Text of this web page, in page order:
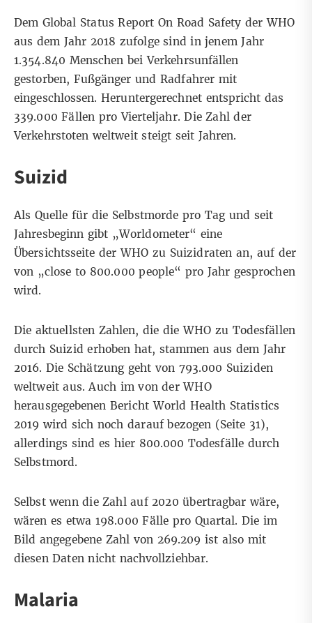
Dem Global Status Report On Road Safety der WHO
aus dem Jahr 2018 zufolge sind in jenem Jahr
1.354.840 Menschen bei Verkehrsunfällen
gestorben, Fußgänger und Radfahrer mit
eingeschlossen. Heruntergerechnet entspricht das
339.000 Fällen pro Vierteljahr. Die Zahl der
Verkehrstoten weltweitsteigt seit Jahren.
Suizid
Als Quelle für die Selbstmorde pro Tag und seit
Jahresbeginn gibt „Worldometer“ eine
Übersichtsseite der WHO zu Suizidraten an, auf der
von „close to 800.000 people“ pro Jahr gesprochen
wird.
Die aktuellsten Zahlen, die die WHO zu Todesfällen
durch Suizid erhoben hat, stammen aus dem Jahr
2016. Die Schätzunggeht von 793.000 Suiziden
weltweit aus. Auch im von der WHO
herausgegebenen BerichtWorld Health Statistics
2019 wird sich noch darauf bezogen (Seite 31),
allerdings sind es hier 800.000 Todesfälle durch
Selbstmord.
Selbst wenn die Zahl auf 2020 übertragbar wäre,
wären es etwa 198.000 Fälle pro Quartal. Die im
Bild angegebene Zahl von 269.209 ist also mit
diesen Daten nicht nachvollziehbar.
Malaria